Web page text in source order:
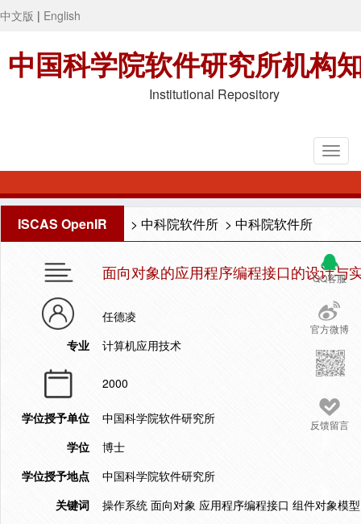
中文版 | English
中国科学院软件研究所机构
Institutional Repository
ISCAS OpenIR > 中科院软件所 > 中科院软件所
QQ客服
官方微博
反馈留言
面向对象的应用程序编程接口的设计与
任德凌
专业
计算机应用技术
2000
学位授予单位
中国科学院软件研究所
学位
博士
学位授予地点
中国科学院软件研究所
关键词
操作系统 面向对象 应用程序编程接口 组件对象模型